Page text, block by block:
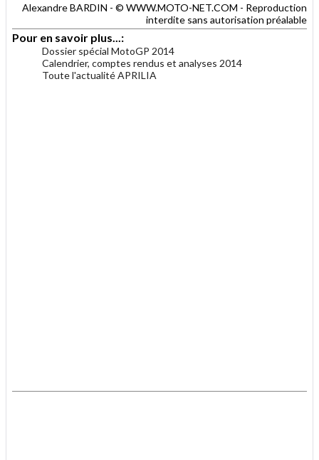
Alexandre BARDIN - © WWW.MOTO-NET.COM - Reproduction
interdite sans autorisation préalable
Pour en savoir plus...:
Dossier spécial MotoGP 2014
Calendrier, comptes rendus et analyses 2014
Toute l'actualité APRILIA